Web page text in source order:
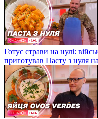
Готує страви на нулі:
приготував Пасту з нуля